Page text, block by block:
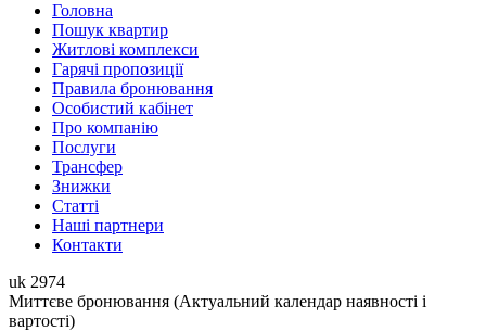
Головна
Пошук квартир
Житловi комплекси
Гарячі пропозиції
Правила бронювання
Особистий кабінет
Про компанію
Послуги
Трансфер
Знижки
Статті
Наші партнери
Контакти
uk 2974
Миттєве бронювання (Актуальний календар наявності і
вартості)